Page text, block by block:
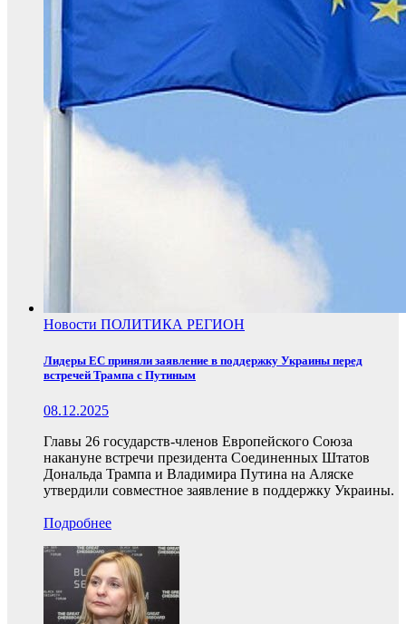
Новости ПОЛИТИКА РЕГИОН
Лидеры ЕС приняли заявление в поддержку Украины перед
встречей Трампа с Путиным
08.12.2025
Главы 26 государств-членов Европейского Союза
накануне встречи президента Соединенных Штатов
Дональда Трампа и Владимира Путина на Аляске
утвердили совместное заявление в поддержку Украины.
Подробнее